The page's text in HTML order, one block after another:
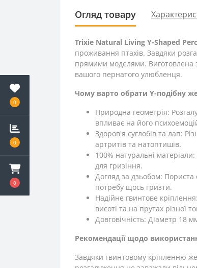
0
0
0
Огляд товару
Trixie Natural Living Y-Shaped
проживання птахів. Завдяки
прямими моделями. Виготовлена
вашого пернатого улюбленця.
Чому варто обрати Y-подібну
Природна геометрія:
впливає на його
Здоров'я суглобів та лап:
артритів та натоптишів.
100% натуральні
для гризіння.
Догляд за дзьобом:
потребу щось гризти.
Надійне гвинтове
висоті та на прутах різної
Довговічність: Діаметр 18
Рекомендації щодо
Завдяки гвинтовому кріпленню